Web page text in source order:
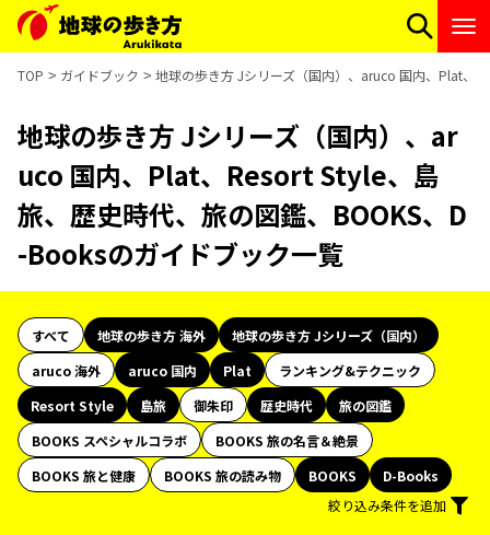
TOP ガイドブック 地球の歩き方 Jシリーズ（国内）、aruco 国内、Plat、
地球の歩き方 Jシリーズ（国内）、ar
uco 国内、Plat、Resort Style、島
旅、歴史時代、旅の図鑑、BOOKS、D
-Booksのガイドブック一覧
すべて 地球の歩き方 海外
地球の歩き方 Jシリーズ（国内）
aruco 海外
aruco 国内 Plat
ランキング&テクニック
Resort Style
島旅 御朱印 歴史時代
旅の図鑑
BOOKS スペシャルコラボ
BOOKS 旅の名言＆絶景
BOOKS 旅と健康
BOOKS 旅の読み物 BOOKS
D-Books
絞り込み条件を追加